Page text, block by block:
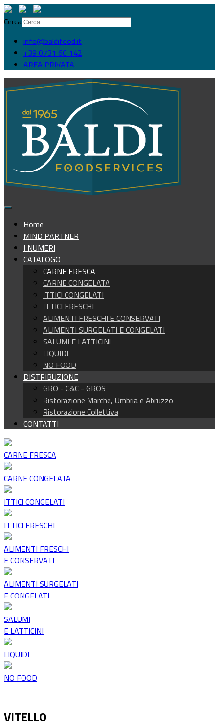
Cerca
info@baldifood.it
+39 0731 60 142
AREA PRIVATA
Home
MIND PARTNER
I NUMERI
CATALOGO
CARNE FRESCA
CARNE CONGELATA
ITTICI CONGELATI
ITTICI FRESCHI
ALIMENTI FRESCHI E CONSERVATI
ALIMENTI SURGELATI E CONGELATI
SALUMI E LATTICINI
LIQUIDI
NO FOOD
DISTRIBUZIONE
GRO - C&C - GROS
Ristorazione Marche, Umbria e Abruzzo
Ristorazione Collettiva
CONTATTI
CARNE FRESCA
CARNE CONGELATA
ITTICI CONGELATI
ITTICI FRESCHI
ALIMENTI FRESCHI
E CONSERVATI
ALIMENTI SURGELATI
E CONGELATI
SALUMI
E LATTICINI
LIQUIDI
NO FOOD
VITELLO